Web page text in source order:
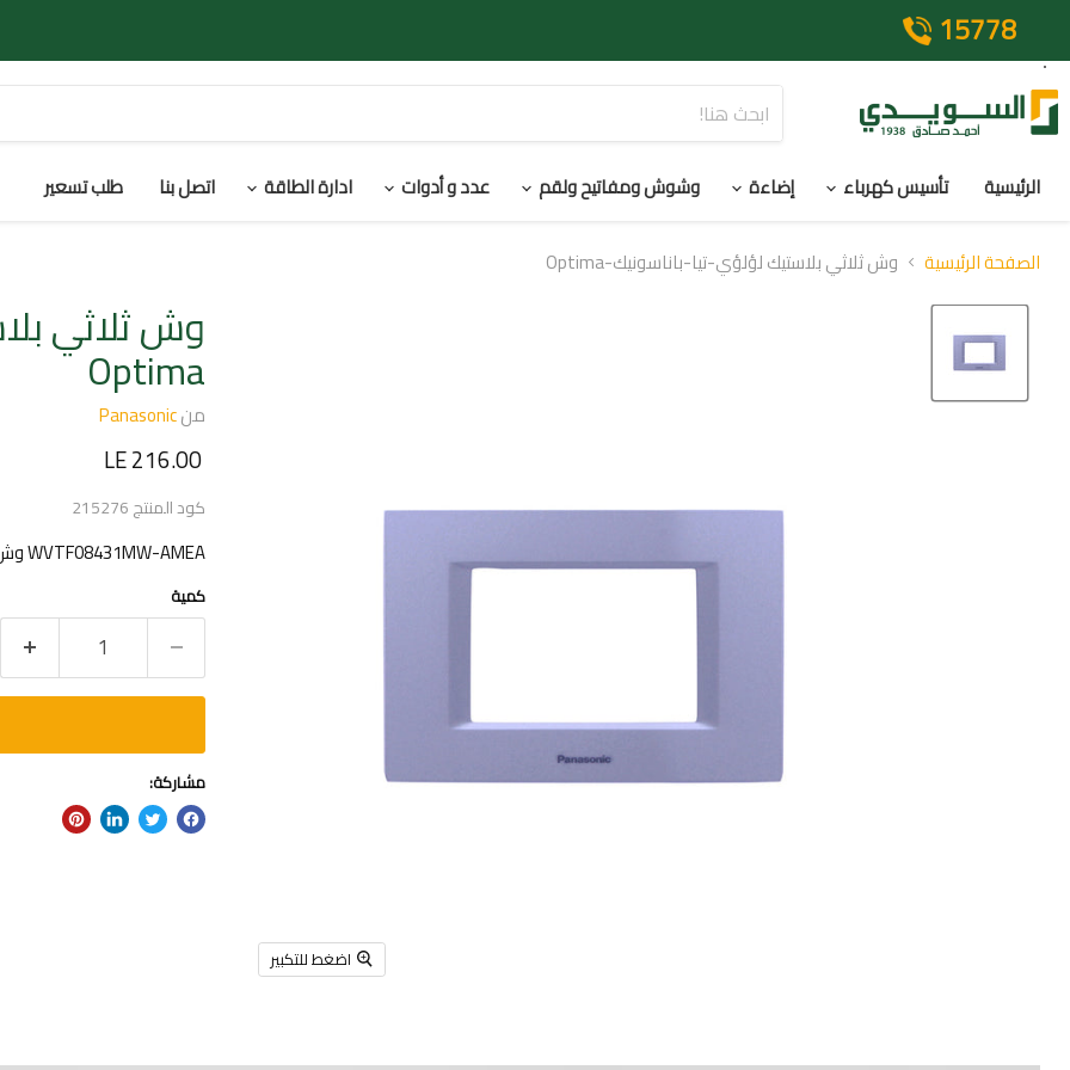
15778
الرئيسية تأسيس كهرباء إضاءة وشوش ومفاتيح ولقم عدد و أدوات ادارة الطاقة اتصل بنا طلب تسعير
الصفحة الرئيسية وش ثلاثي بلاستيك لؤلؤي-تيا-باناسونيك-Optima
اضغط للتكبير
وش ثلاثي
Optima
منPanasonic
السعر الحالي
LE 216.00
كود المنتج215276
WVTF08431MW-AMEA وش ثلاثي بلاستيك لؤلؤي-تيا-باناسونيك-Optima
كمية
مشاركة: